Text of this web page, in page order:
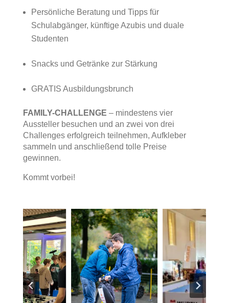
Persönliche Beratung und Tipps für
Schulabgänger, künftige Azubis und duale
Studenten
Snacks und Getränke zur Stärkung
GRATIS Ausbildungsbrunch
FAMILY-CHALLENGE – mindestens vier
Aussteller besuchen und an zwei von drei
Challenges erfolgreich teilnehmen, Aufkleber
sammeln und anschließend tolle Preise
gewinnen.
Kommt vorbei!